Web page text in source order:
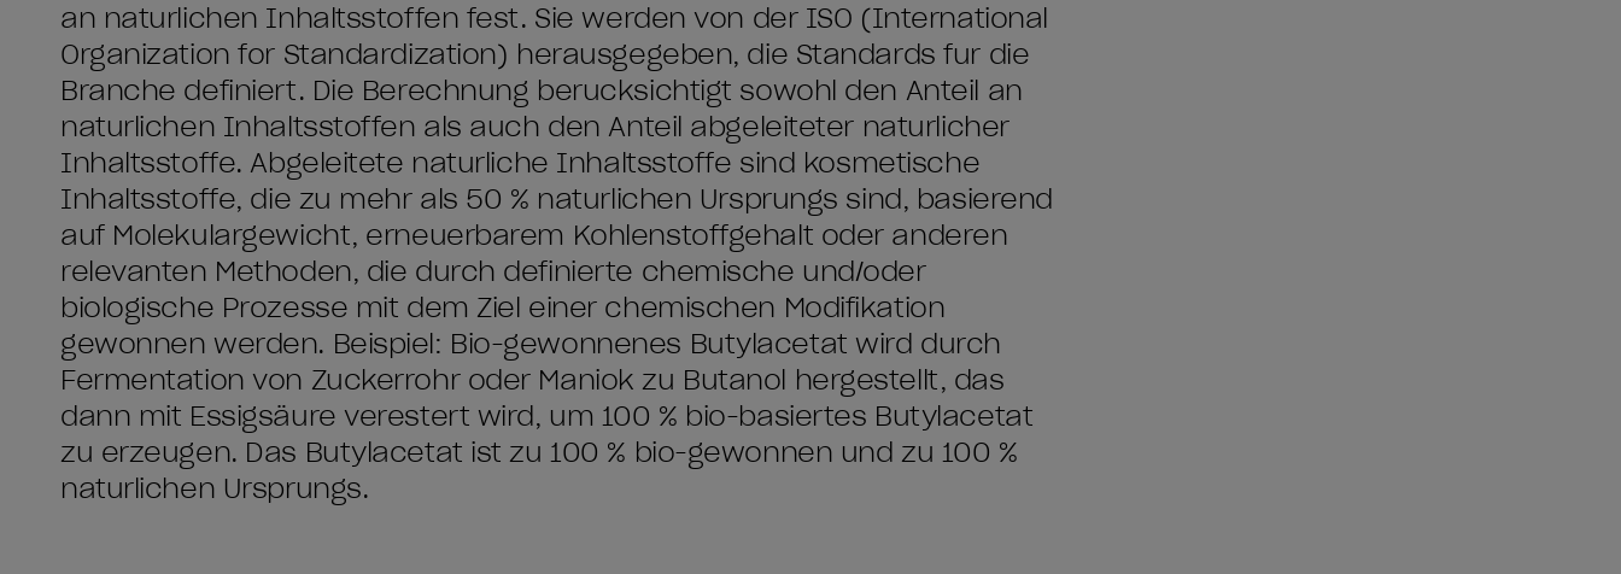
an natürlichen Inhaltsstoffen fest. Sie werden von der ISO (International
Organization for Standardization) herausgegeben, die Standards für die
Branche definiert. Die Berechnung berücksichtigt sowohl den Anteil an
natürlichen Inhaltsstoffen als auch den Anteil abgeleiteter natürlicher
Inhaltsstoffe. Abgeleitete natürliche Inhaltsstoffe sind kosmetische
Inhaltsstoffe, die zu mehr als 50 % natürlichen Ursprungs sind, basierend
auf Molekulargewicht, erneuerbarem Kohlenstoffgehalt oder anderen
relevanten Methoden, die durch definierte chemische und/oder
biologische Prozesse mit dem Ziel einer chemischen Modifikation
gewonnen werden. Beispiel: Bio-gewonnenes Butylacetat wird durch
Fermentation von Zuckerrohr oder Maniok zu Butanol hergestellt, das
dann mit Essigsäure verestert wird, um 100 % bio-basiertes Butylacetat
zu erzeugen. Das Butylacetat ist zu 100 % bio-gewonnen und zu 100 %
natürlichen Ursprungs.